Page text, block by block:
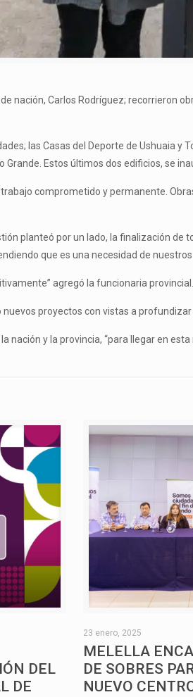
nación, Carlos Rodríguez; recorrieron
las Casas del Deporte de Ushuaia y
Estos últimos dos edificios, se
comprometido y permanente.
planteó por un lado, la finalización de
que es una necesidad de nuestros
agregó la funcionaria provincial.
proyectos con vistas a
nación y la provincia, “para llegar en
DEL
DE
23 enero, 2025
MELELLA
DE SOBRES
NUEVO